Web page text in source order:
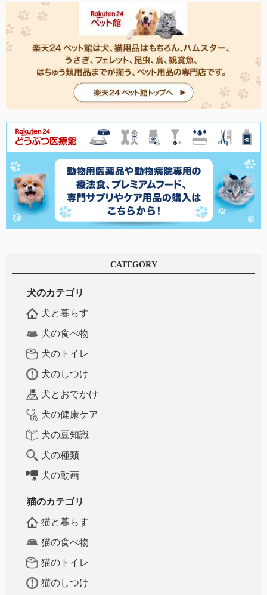
CATEGORY
犬のカテゴリ
犬と暮らす
犬の食べ物
犬のトイレ
犬のしつけ
犬とおでかけ
犬の健康ケア
犬の豆知識
犬の種類
犬の動画
猫のカテゴリ
猫と暮らす
猫の食べ物
猫のトイレ
猫のしつけ